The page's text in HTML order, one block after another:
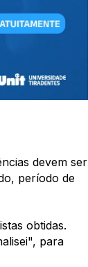
devem ser
período de
obtidas.
para